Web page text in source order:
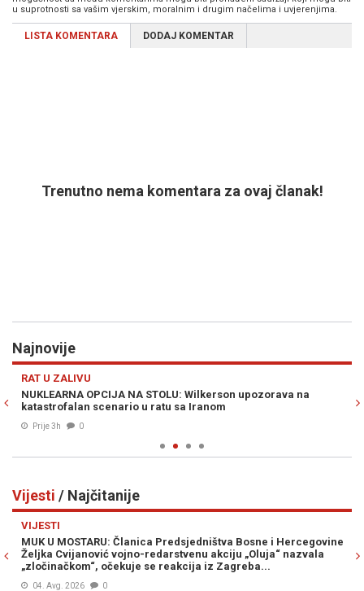
u suprotnosti sa vašim vjerskim, moralnim i drugim načelima i uvjerenjima.
LISTA KOMENTARA DODAJ KOMENTAR
Trenutno nema komentara za ovaj članak!
Najnovije
RAT U ZALIVU
NUKLEARNA OPCIJA NA STOLU: Wilkerson upozorava na
katastrofalan scenario u ratu sa Iranom
Prije 3h 0
Vijesti / Najčitanije
VIJESTI
MUK U MOSTARU: Članica Predsjedništva Bosne i Hercegovine
Željka Cvijanović vojno-redarstvenu akciju „Oluja“ nazvala
„zločinačkom“, očekuje se reakcija iz Zagreba...
04. Avg. 2026 0